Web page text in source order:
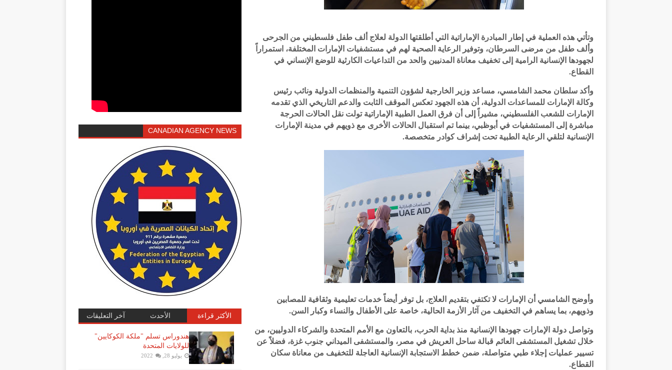
وتأتي هذه العملية في إطار المبادرة الإماراتية التي أطلقتها الدولة لعلاج ألف طفل فلسطيني من الجرحى
وألف طفل من مرضى السرطان، وتوفير الرعاية الصحية لهم في مستشفيات الإمارات المختلفة، استمراراً
لجهودها الإنسانية الرامية إلى تخفيف معاناة المدنيين والحد من التداعيات الكارثية للوضع الإنساني في
القطاع.
وأكد سلطان محمد الشامسي، مساعد وزير الخارجية لشؤون التنمية والمنظمات الدولية ونائب رئيس
وكالة الإمارات للمساعدات الدولية، أن هذه الجهود تعكس الموقف الثابت والدعم التاريخي الذي تقدمه
الإمارات للشعب الفلسطيني، مشيراً إلى أن فرق العمل الطبية الإماراتية تولت نقل الحالات الحرجة
مباشرة إلى المستشفيات في أبوظبي، بينما تم استقبال الحالات الأخرى مع ذويهم في مدينة الإمارات
الإنسانية لتلقي الرعاية الطبية تحت إشراف كوادر متخصصة.
وأوضح الشامسي أن الإمارات لا تكتفي بتقديم العلاج، بل توفر أيضاً خدمات تعليمية وثقافية للمصابين
وذويهم، بما يساهم في التخفيف من آثار الأزمة الحالية، خاصة على الأطفال والنساء وكبار السن.
وتواصل دولة الإمارات جهودها الإنسانية منذ بداية الحرب، بالتعاون مع الأمم المتحدة والشركاء الدوليين، من
خلال تشغيل المستشفى العائم قبالة ساحل العريش في مصر، والمستشفى الميداني جنوب غزة، فضلاً عن
تسيير عمليات إجلاء طبي متواصلة، ضمن خطط الاستجابة الإنسانية العاجلة للتخفيف من معاناة سكان
القطاع.
CANADIAN AGENCY NEWS
الأكثر قراءة الأحدث آخر التعليقات
هندوراس تسلم "ملكة الكوكايين"
للولايات المتحدة
يوليو 28, 2022